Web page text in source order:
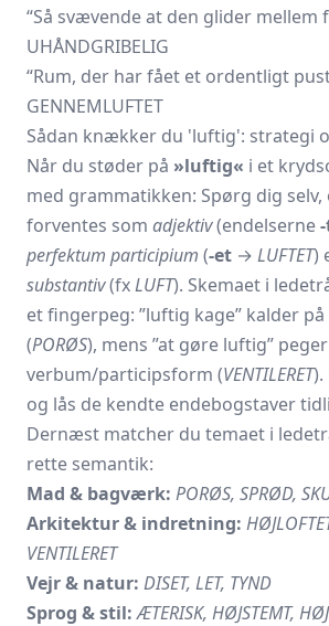
“Så svævende at den glider mellem
UHÅNDGRIBELIG
“Rum, der har fået et ordentligt
GENNEMLUFTET
Sådan knækker du 'luftig': strategi
Når du støder på »luftig« i et
med grammatikken: Spørg dig
forventes som adjektiv(endelserne
perfektum participium (-et → LUFTET)
substantiv(fxLUFT). Skemaet i
et fingerpeg: ”luftig kage” kalder
(PORØS), mens ”at gøre luftig”
verbum/participsform (VENTILERET
og lås de kendte endebogstaver
Dernæst matcher du temaet i
rette semantik:
Mad & bagværk: PORØS, SPRØD,
Arkitektur & indretning:
VENTILERET
Vejr & natur: DISET, LET, TYND
Sprog & stil: ÆTERISK, HØJSTEMT,